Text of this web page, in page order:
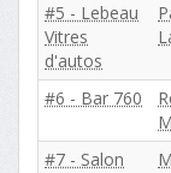
#5 - Lebeau
Vitres
d'autos
#6 - Bar 760
#7 - Salon